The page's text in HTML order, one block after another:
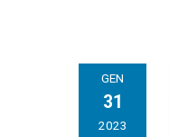
GEN
31
2023